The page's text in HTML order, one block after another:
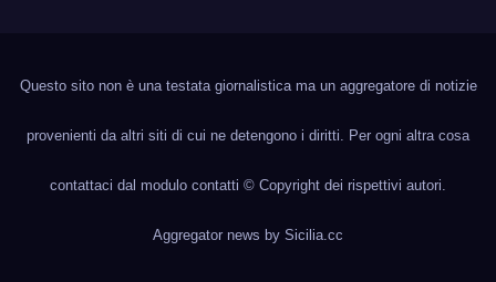
Questo sito non è una testata giornalistica ma un aggregatore di notizie
provenienti da altri siti di cui ne detengono i diritti. Per ogni altra cosa
contattaci dal modulo contatti © Copyright dei rispettivi autori.
Aggregator news by Sicilia.cc